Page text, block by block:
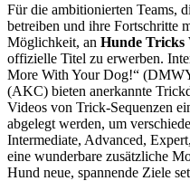
Für die ambitionierten Teams,
betreiben und ihre Fortschritte
Möglichkeit, an Hunde Tricks
offizielle Titel zu erwerben.
More With Your Dog!“
(AKC) bieten anerkannte
Videos von Trick-Sequenzen
abgelegt werden, um
Intermediate, Advanced,
eine wunderbare zusätzliche
Hund neue, spannende Ziele